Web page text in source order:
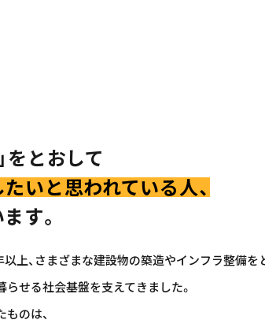
をとおして
いと思われている人、
す。
上、さまざまな建設物の築造やインフラ整備を
せる社会基盤を支えてきました。
のは、